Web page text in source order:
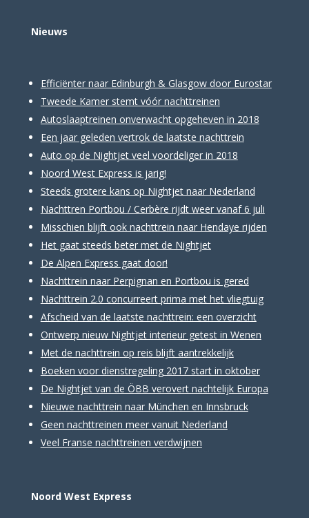
Nieuws
Efficiënter naar Edinburgh & Glasgow door Eurostar
Tweede Kamer stemt vóór nachttreinen
Autoslaaptreinen onverwacht opgeheven in 2018
Een jaar geleden vertrok de laatste nachttrein
Auto op de Nightjet veel voordeliger in 2018
Noord West Express is jarig!
Steeds grotere kans op Nightjet naar Nederland
Nachttren Portbou / Cerbère rijdt weer vanaf 6 juli
Misschien blijft ook nachttrein naar Hendaye rijden
Het gaat steeds beter met de Nightjet
De Alpen Express gaat door!
Nachttrein naar Perpignan en Portbou is gered
Nachttrein 2.0 concurreert prima met het vliegtuig
Afscheid van de laatste nachttrein: een overzicht
Ontwerp nieuw Nightjet interieur getest in Wenen
Met de nachttrein op reis blijft aantrekkelijk
Boeken voor dienstregeling 2017 start in oktober
De Nightjet van de ÖBB verovert nachtelijk Europa
Nieuwe nachttrein naar München en Innsbruck
Geen nachttreinen meer vanuit Nederland
Veel Franse nachttreinen verdwijnen
Noord West Express